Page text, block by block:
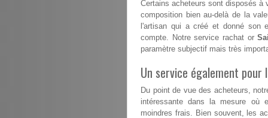
Certains acheteurs sont disposés à
composition bien au-delà de la
l'artisan qui a créé et donné son
compte. Notre service rachat or
paramètre subjectif mais très
Un service également pour
Du point de vue des acheteurs,
intéressante dans la mesure où
moindres frais. Bien souvent, les